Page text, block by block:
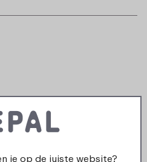
je op de juiste website?